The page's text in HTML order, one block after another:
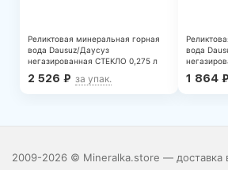
Реликтовая минеральная горная
вода Dausuz/Даусуз
негазированная СТЕКЛО 0,275 л
2 526 ₽ за упак.
вода
1 864 ₽
2009-2026 © Mineralka.store — доставка